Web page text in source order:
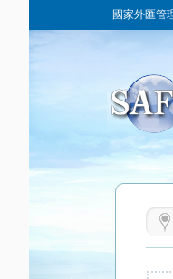
國家外匯管